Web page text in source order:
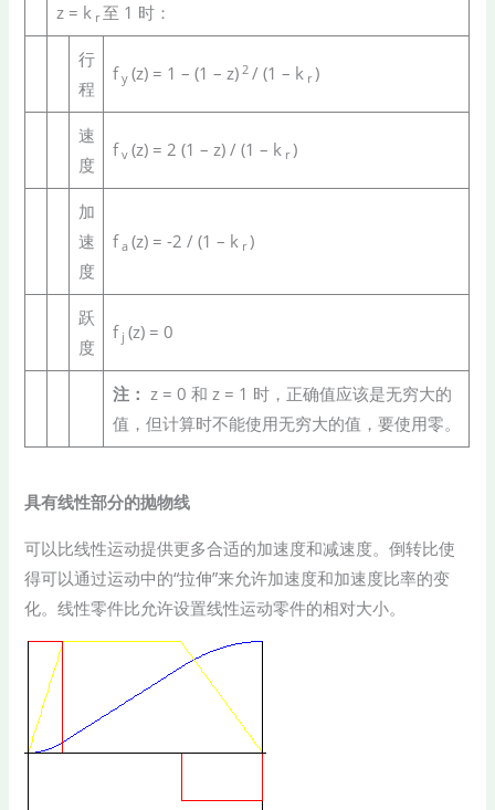
z = kr至 1 时：
行
程
f y (z) = 1 – (1 – z)2 / (1 – kr)
速
度
f v (z) = 2 (1 – z) / (1 – kr)
加
速
度
f a (z) = -2 / (1 – kr)
跃
度
f j (z) = 0
注： z = 0 和 z = 1 时，正确值应该是无穷大的
值，但计算时不能使用无穷大的值，要使用零。
具有线性部分的抛物线
可以比线性运动提供更多合适的加速度和减速度。倒转比使
得可以通过运动中的“拉伸”来允许加速度和加速度比率的变
化。线性零件比允许设置线性运动零件的相对大小。